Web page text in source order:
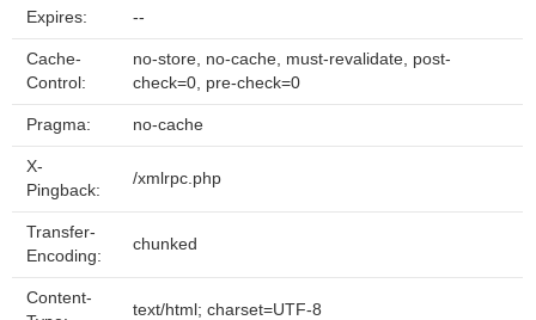
Expires: --
Cache-
Control:
no-store, no-cache, must-revalidate, post-
check=0, pre-check=0
Pragma: no-cache
X-
Pingback:
/xmlrpc.php
Transfer-
Encoding:
chunked
Content-
text/html; charset=UTF-8